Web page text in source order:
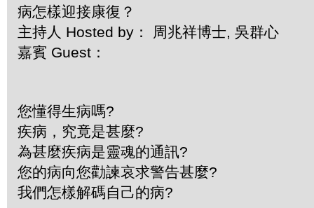
病怎樣迎接康復？
主持人 Hosted by： 周兆祥博士, 吳群心
嘉賓 Guest：
您懂得生病嗎?
疾病，究竟是甚麼?
為甚麼疾病是靈魂的通訊?
您的病向您勸諫哀求警告甚麼?
我們怎樣解碼自己的病?